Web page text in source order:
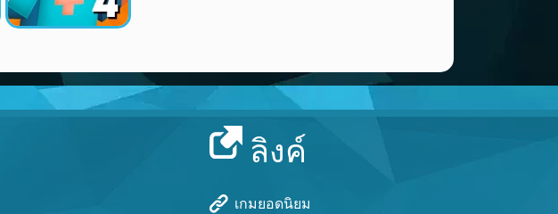
Player 27274 (28 Feb, 11:17 pm)
ตอบ
iker (9 Mar, 1:55 am)
ลิงค์
เกมยอดนิยม